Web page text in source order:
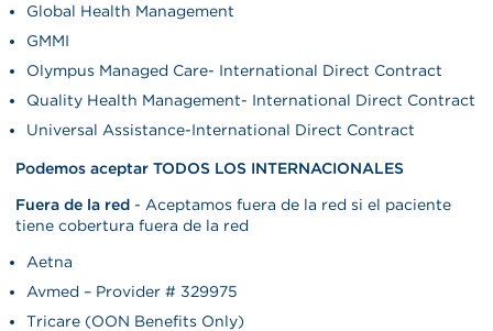
Global Health Management
GMMI
Olympus Managed Care- International Direct Contract
Quality Health Management- International Direct Contract
Universal Assistance-International Direct Contract
Podemos aceptar TODOS LOS INTERNACIONALES
Fuera de la red - Aceptamos fuera de la red si el paciente
tiene cobertura fuera de la red
Aetna
Avmed – Provider # 329975
Tricare (OON Benefits Only)